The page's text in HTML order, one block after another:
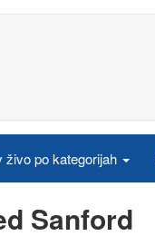
živo po kategorijah
Sanford